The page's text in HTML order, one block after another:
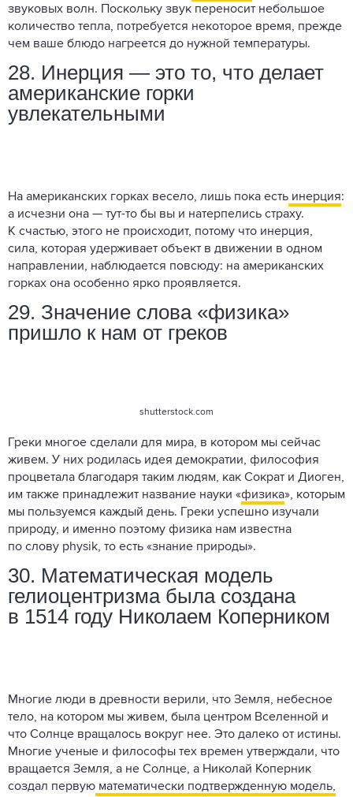
звуковых волн. Поскольку звук переносит небольшое
количество тепла, потребуется некоторое время, прежде
чем ваше блюдо нагреется до нужной температуры.
28. Инерция — это то, что делает
американские горки
увлекательными
На американских горках весело, лишь пока есть инерция:
а исчезни она — тут-то бы вы и натерпелись страху.
К счастью, этого не происходит, потому что инерция,
сила, которая удерживает объект в движении в одном
направлении, наблюдается повсюду: на американских
горках она особенно ярко проявляется.
29. Значение слова «физика»
пришло к нам от греков
shutterstock.com
Греки многое сделали для мира, в котором мы сейчас
живем. У них родилась идея демократии, философия
процветала благодаря таким людям, как Сократ и Диоген,
им также принадлежит название науки «физика», которым
мы пользуемся каждый день. Греки успешно изучали
природу, и именно поэтому физика нам известна
по слову physik, то есть «знание природы».
30. Математическая модель
гелиоцентризма была создана
в 1514 году Николаем Коперником
Многие люди в древности верили, что Земля, небесное
тело, на котором мы живем, была центром Вселенной и
что Солнце вращалось вокруг нее. Это далеко от истины.
Многие ученые и философы тех времен утверждали, что
вращается Земля, а не Солнце, а Николай Коперник
создал первую математически подтвержденную модель,